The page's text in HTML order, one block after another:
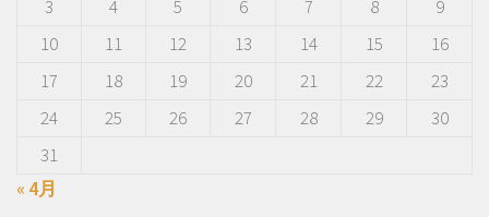
3
4 5 6 7 8
9
10
11 12 13 14 15
16
17
18 19 20 21 22
23
24
25 26 27 28 29
30
31
« 4月